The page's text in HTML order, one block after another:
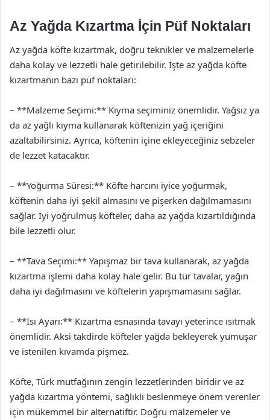
Az Yağda Kızartma İçin Püf Noktaları
Az yağda köfte kızartmak, doğru teknikler ve malzemelerle
daha kolay ve lezzetli hale getirilebilir. İşte az yağda köfte
kızartmanın bazı püf noktaları:
– **Malzeme Seçimi:** Kıyma seçiminiz önemlidir. Yağsız ya
da az yağlı kıyma kullanarak köftenizin yağ içeriğini
azaltabilirsiniz. Ayrıca, köftenin içine ekleyeceğiniz sebzeler
de lezzet katacaktır.
– **Yoğurma Süresi:** Köfte harcını iyice yoğurmak,
köftenin daha iyi şekil almasını ve pişerken dağılmamasını
sağlar. İyi yoğrulmuş köfteler, daha az yağda kızartıldığında
bile lezzetli olur.
– **Tava Seçimi:** Yapışmaz bir tava kullanarak, az yağda
kızartma işlemi daha kolay hale gelir. Bu tür tavalar, yağın
daha iyi dağılmasını ve köftelerin yapışmamasını sağlar.
– **Isı Ayarı:** Kızartma esnasında tavayı yeterince ısıtmak
önemlidir. Aksi takdirde köfteler yağda bekleyerek yumuşar
ve istenilen kıvamda pişmez.
Köfte, Türk mutfağının zengin lezzetlerinden biridir ve az
yağda kızartma yöntemi, sağlıklı beslenmeye önem verenler
için mükemmel bir alternatiftir. Doğru malzemeler ve